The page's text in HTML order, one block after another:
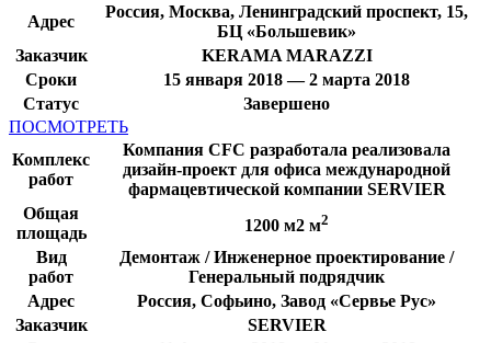
Адрес
Россия, Москва, Ленинградский проспект, 15,
БЦ «Большевик»
Заказчик
KERAMA MARAZZI
Сроки
15 января 2018 — 2 марта 2018
Статус
Завершено
ПОСМОТРЕТЬ
Комплекс
работ
Компания CFC разработала реализовала
дизайн-проект для офиса международной
фармацевтической компании SERVIER
Общая
площадь
1200 м2 м2
Вид
работ
Демонтаж / Инженерное проектирование /
Генеральный подрядчик
Адрес
Россия, Софьино, Завод «Сервье Рус»
Заказчик
SERVIER